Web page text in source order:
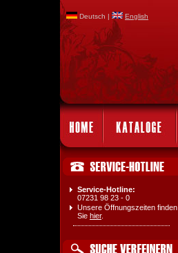
Deutsch | English
Service-Hotline:
07231 98 23 - 0
Unsere Öffnungszeiten finden
Sie hier.